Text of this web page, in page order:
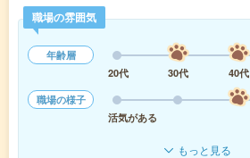
職場の雰囲気
年齢層
20代
30代 40代
職場の様子
活気がある
もっと見る